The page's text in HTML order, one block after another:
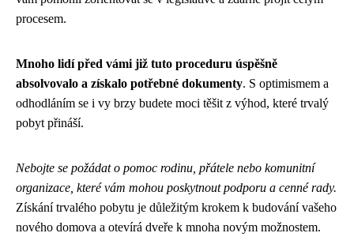
procesem.
Mnoho lidí před vámi již tuto proceduru úspěšně
absolvovalo a získalo potřebné dokumenty. S optimismem a
odhodláním se i vy brzy budete moci těšit z výhod, které trvalý
pobyt přináší.
Nebojte se požádat o pomoc rodinu, přátele nebo komunitní
organizace, které vám mohou poskytnout podporu a cenné rady.
Získání trvalého pobytu je důležitým krokem k budování vašeho
nového domova a otevírá dveře k mnoha novým možnostem.